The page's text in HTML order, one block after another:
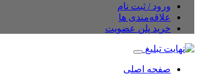
ورود / ثبت نام
علاقه‌مندی ها
خرید پلن عضویت
صفحه اصلی